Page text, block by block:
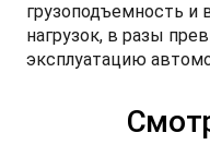
грузоподъемность и
нагрузок, в разы
эксплуатацию